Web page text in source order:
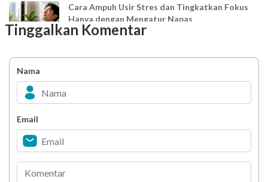
Cara Ampuh Usir Stres dan Tingkatkan Fokus
Hanya dengan Mengatur Napas
Bahagia dalam Tubuh
Minuman Manis, Teman atau Ancaman?
Berani Selesaikan Challenge 6.000 Langkah?
Tinggalkan Komentar
Nama
Email